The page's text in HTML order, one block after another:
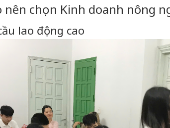
nên chọn Kinh doanh nông
lao động cao